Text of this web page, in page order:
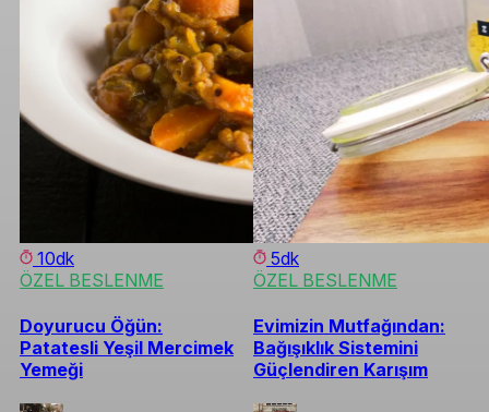
10dk
ÖZEL BESLENME
Doyurucu Öğün:
Patatesli Yeşil Mercimek
Yemeği
5dk
ÖZEL BESLENME
Evimizin Mutfağından:
Bağışıklık Sistemini
Güçlendiren Karışım